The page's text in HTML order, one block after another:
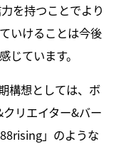
を持つことでより
いけることは今後
じています。
構想としては、ボ
リエイター&バー
」のような